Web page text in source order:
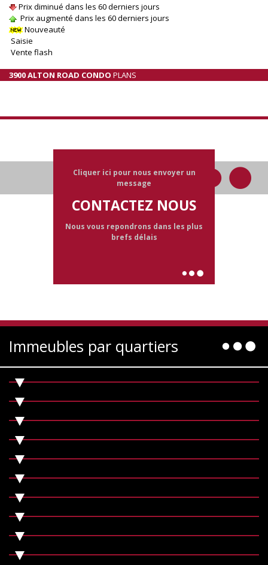
Prix diminué dans les 60 derniers jours
Prix augmenté dans les 60 derniers jours
Nouveauté
Saisie
Vente flash
3900 ALTON ROAD CONDO PLANS
Cliquer ici pour nous envoyer un
message
CONTACTEZ NOUS
Nous vous repondrons dans les plus
brefs délais
Immeubles par quartiers